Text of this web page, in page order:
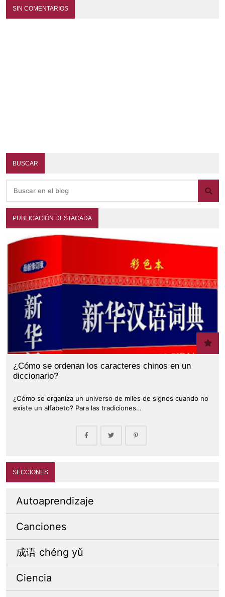
SIN COMENTARIOS
BUSCAR
PUBLICACIÓN DESTACADA
¿Cómo se ordenan los caracteres chinos en un
diccionario?
¿Cómo se organiza un universo de miles de signos cuando no
existe un alfabeto? Para las tradiciones…
SECCIONES
Autoaprendizaje
Canciones
成语 chéng yǔ
Ciencia